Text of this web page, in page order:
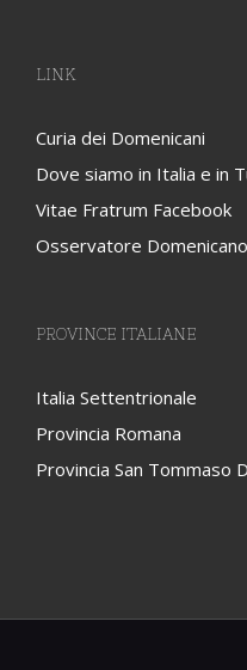
LINK
Curia dei Domenicani
Dove siamo in Italia e in
Vitae Fratrum Facebook
Osservatore Domenicano
PROVINCE ITALIANE
Italia Settentrionale
Provincia Romana
Provincia San Tommaso